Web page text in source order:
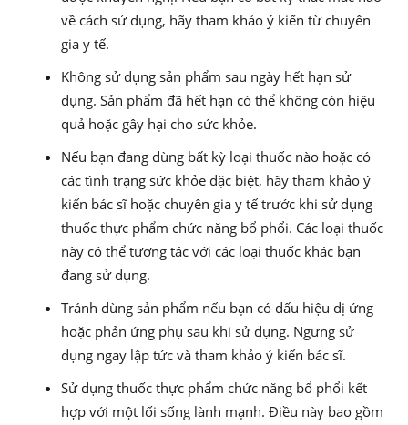
về cách sử dụng, hãy tham khảo ý kiến từ chuyên
gia y tế.
Không sử dụng sản phẩm sau ngày hết hạn sử
dụng. Sản phẩm đã hết hạn có thể không còn hiệu
quả hoặc gây hại cho sức khỏe.
Nếu bạn đang dùng bất kỳ loại thuốc nào hoặc có
các tình trạng sức khỏe đặc biệt, hãy tham khảo ý
kiến bác sĩ hoặc chuyên gia y tế trước khi sử dụng
thuốc thực phẩm chức năng bổ phổi. Các loại thuốc
này có thể tương tác với các loại thuốc khác bạn
đang sử dụng.
Tránh dùng sản phẩm nếu bạn có dấu hiệu dị ứng
hoặc phản ứng phụ sau khi sử dụng. Ngưng sử
dụng ngay lập tức và tham khảo ý kiến bác sĩ.
Sử dụng thuốc thực phẩm chức năng bổ phổi kết
hợp với một lối sống lành mạnh. Điều này bao gồm